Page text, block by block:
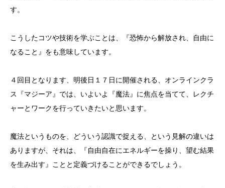
す。
こうしたコツや技術を学ぶことは、『恐怖から解放され、自由に
なること』をも意味しています。
４回目となります、明後日１７日に開催される、オンラインクラ
ス『マジーア』では、いよいよ『魔法』に焦点を当てて、レクチ
ャーとワークを行っていきたいと思います。
魔法というものを、どういう認識で捉える、という見解の違いは
ありますが、それは、『自由自在にエネルギーを操り、望む結果
を生み出す』ことと定義づけることができるでしょう。